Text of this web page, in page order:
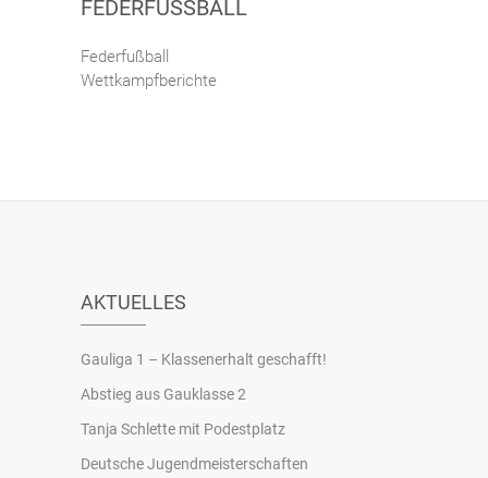
FEDERFUSSBALL
Federfußball
Wettkampfberichte
AKTUELLES
Gauliga 1 – Klassenerhalt geschafft!
Abstieg aus Gauklasse 2
Tanja Schlette mit Podestplatz
Deutsche Jugendmeisterschaften